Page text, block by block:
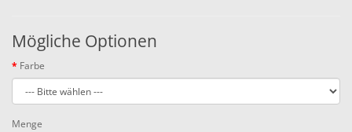
Mögliche Optionen
Farbe
Menge